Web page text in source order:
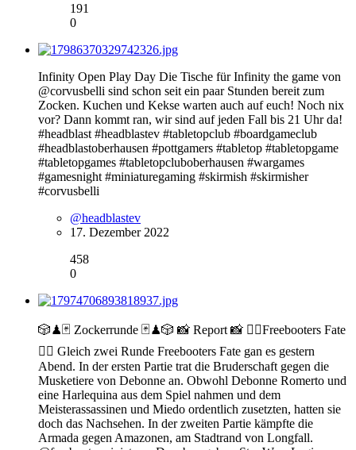
191
0
Infinity Open Play Day Die Tische für Infinity the game von
@corvusbelli sind schon seit ein paar Stunden bereit zum
Zocken. Kuchen und Kekse warten auch auf euch! Noch nix
vor? Dann kommt ran, wir sind auf jeden Fall bis 21 Uhr da!
#headblast #headblastev #tabletopclub #boardgameclub
#headblastoberhausen #pottgamers #tabletop #tabletopgame
#tabletopgames #tabletopcluboberhausen #wargames
#gamesnight #miniaturegaming #skirmish #skirmisher
#corvusbelli
@headblastev
17. Dezember 2022
458
0
🎲♟🃏 Zockerrunde 🃏♟🎲 📸 Report 📸 🏴‍☠️Freebooters Fate
🏴‍☠️ Gleich zwei Runde Freebooters Fate gan es gestern
Abend. In der ersten Partie trat die Bruderschaft gegen die
Musketiere von Debonne an. Obwohl Debonne Romerto und
eine Harlequina aus dem Spiel nahmen und dem
Meisterassassinen und Miedo ordentlich zusetzten, hatten sie
doch das Nachsehen. In der zweiten Partie kämpfte die
Armada gegen Amazonen, am Stadtrand von Longfall.